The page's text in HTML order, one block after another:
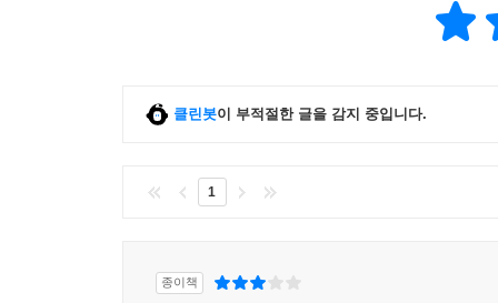
클린봇이 부적절한 글을 감지 중입니다.
1
종이책